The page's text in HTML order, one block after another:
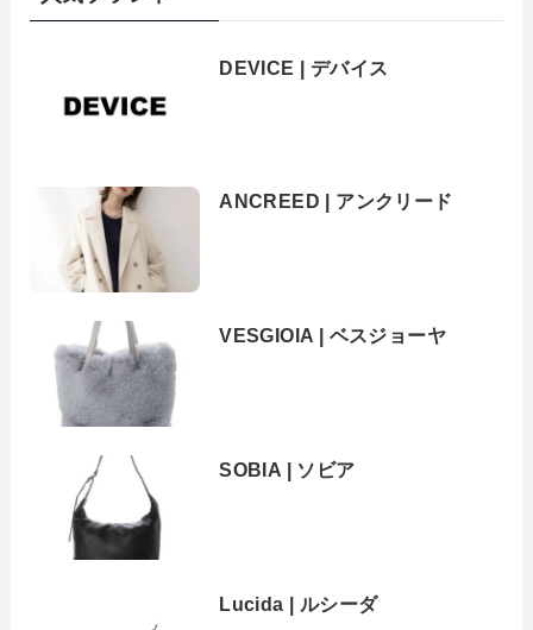
DEVICE | デバイス
ANCREED | アンクリード
VESGIOIA | ベスジョーヤ
SOBIA | ソビア
Lucida | ルシーダ